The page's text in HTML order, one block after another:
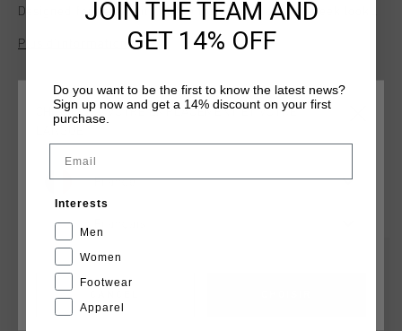
Designed for versatility, these trackpants offer a sleek look
with the added detail of Cruyff Montserrat branding. Ideal for
both casual outings and active wear, they provide style and
Plus d’information
TU POURRAIS AIMER
CHOISISSEZ VOTRE EMPLACEMENT ET VOTRE
France
JOIN THE TEAM AND
GET 14% OFF
Do you want to be the first to know the latest news?
Sign up now and get a 14% discount on your first
purchase.
Interests
Men
Women
Footwear
Apparel